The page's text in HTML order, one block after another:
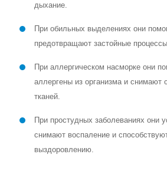
дыхание.
При обильных выделениях они
предотвращают застойные
При аллергическом насморке они
аллергены из организма и снимают
тканей.
При простудных заболеваниях они
снимают воспаление и
выздоровлению.